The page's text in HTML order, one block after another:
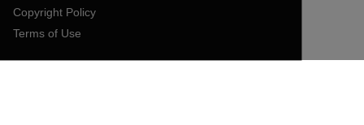
Copyright Policy
Terms of Use